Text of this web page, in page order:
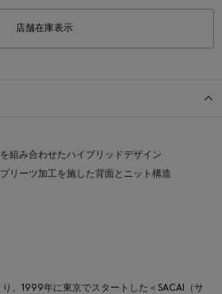
店舗在庫表示
組み合わせたハイブリッドデザイン
リーツ加工を施した背面とニット構造
、1999年に東京でスタートした＜SACAI（サ